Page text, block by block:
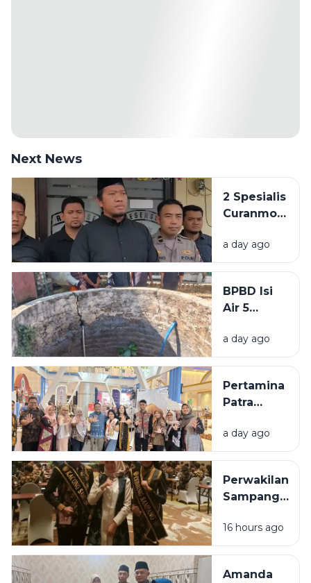
Next News
2 Spesialis
Curanmor
Bangkalan
Diringkus
Beraksi di
11 TKP
a day ago
BPBD Isi
Air 5
Warga
Sumenep
Kering
a day ago
Pertamina
Patra
Bawa 5
UMKM
Tampil di
Surabaya
a day ago
Perwakilan
Sampang
Masuk 10
Besar pada
Raka Raki
16 hours ago
Amanda